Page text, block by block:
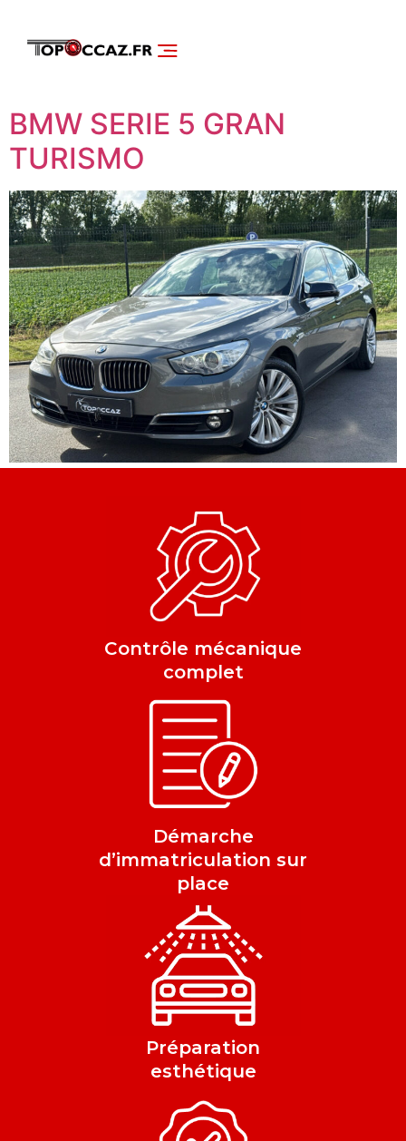
BMW SERIE 5 GRAN
TURISMO
Contrôle mécanique
complet
Démarche
d’immatriculation sur
place
Préparation
esthétique